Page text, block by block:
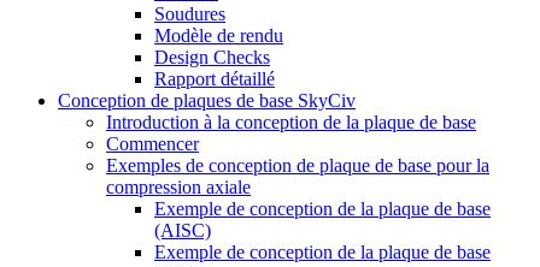
Soudures
Modèle de rendu
Design Checks
Rapport détaillé
Conception de plaques de base SkyCiv
Introduction à la conception de la plaque de base
Commencer
Exemples de conception de plaque de base pour la
compression axiale
Exemple de conception de la plaque de base
(AISC)
Exemple de conception de la plaque de base